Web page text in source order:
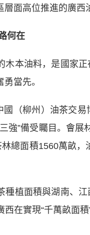
高位推進的廣西油
何在
本油料，是國家正
當先。
柳州）油茶交易
強”備受矚目。會
總面積1560萬畝
植面積與湖南、江
在實現“千萬畝面